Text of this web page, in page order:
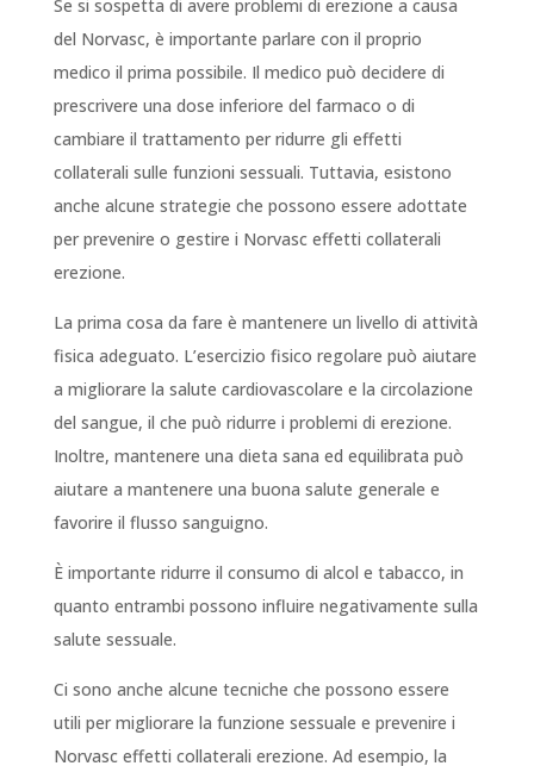
Se si sospetta di avere problemi di erezione a causa
del Norvasc, è importante parlare con il proprio
medico il prima possibile. Il medico può decidere di
prescrivere una dose inferiore del farmaco o di
cambiare il trattamento per ridurre gli effetti
collaterali sulle funzioni sessuali. Tuttavia, esistono
anche alcune strategie che possono essere adottate
per prevenire o gestire i Norvasc effetti collaterali
erezione.
La prima cosa da fare è mantenere un livello di attività
fisica adeguato. L’esercizio fisico regolare può aiutare
a migliorare la salute cardiovascolare e la circolazione
del sangue, il che può ridurre i problemi di erezione.
Inoltre, mantenere una dieta sana ed equilibrata può
aiutare a mantenere una buona salute generale e
favorire il flusso sanguigno.
È importante ridurre il consumo di alcol e tabacco, in
quanto entrambi possono influire negativamente sulla
salute sessuale.
Ci sono anche alcune tecniche che possono essere
utili per migliorare la funzione sessuale e prevenire i
Norvasc effetti collaterali erezione. Ad esempio, la